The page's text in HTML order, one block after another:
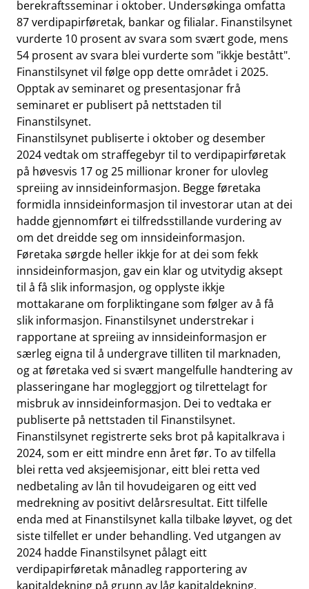
berekraftsseminar i oktober. Undersøkinga omfatta
87 verdipapirføretak, bankar og filialar. Finanstilsynet
vurderte 10 prosent av svara som svært gode, mens
54 prosent av svara blei vurderte som "ikkje bestått".
Finanstilsynet vil følge opp dette området i 2025.
Opptak av seminaret og presentasjonar frå
seminaret er publisert på nettstaden til
Finanstilsynet.
Finanstilsynet publiserte i oktober og desember
2024 vedtak om straffegebyr til to verdipapirføretak
på høvesvis 17 og 25 millionar kroner for ulovleg
spreiing av innsideinformasjon. Begge føretaka
formidla innsideinformasjon til investorar utan at dei
hadde gjennomført ei tilfredsstillande vurdering av
om det dreidde seg om innsideinformasjon.
Føretaka sørgde heller ikkje for at dei som fekk
innsideinformasjon, gav ein klar og utvitydig aksept
til å få slik informasjon, og opplyste ikkje
mottakarane om forpliktingane som følger av å få
slik informasjon. Finanstilsynet understrekar i
rapportane at spreiing av innsideinformasjon er
særleg eigna til å undergrave tilliten til marknaden,
og at føretaka ved si svært mangelfulle handtering av
plasseringane har mogleggjort og tilrettelagt for
misbruk av innsideinformasjon. Dei to vedtaka er
publiserte på nettstaden til Finanstilsynet.
Finanstilsynet registrerte seks brot på kapitalkrava i
2024, som er eitt mindre enn året før. To av tilfella
blei retta ved aksjeemisjonar, eitt blei retta ved
nedbetaling av lån til hovudeigaren og eitt ved
medrekning av positivt delårsresultat. Eitt tilfelle
enda med at Finanstilsynet kalla tilbake løyvet, og det
siste tilfellet er under behandling. Ved utgangen av
2024 hadde Finanstilsynet pålagt eitt
verdipapirføretak månadleg rapportering av
kapitaldekning på grunn av låg kapitaldekning,